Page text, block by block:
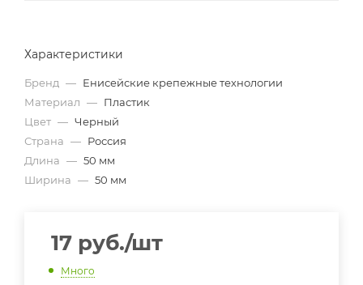
Характеристики
Бренд — Енисейские крепежные технологии
Материал — Пластик
Цвет — Черный
Страна — Россия
Длина — 50 мм
Ширина — 50 мм
17 руб./шт
Много